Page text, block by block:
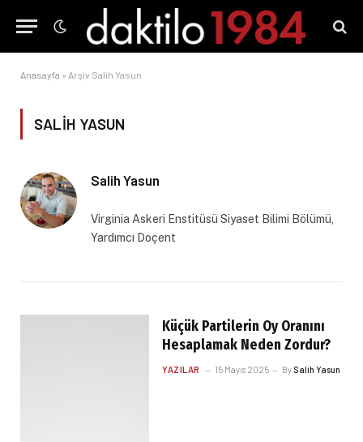
Anasayfa » Arşiv Salih Yasun
SALIH YASUN
Salih Yasun
Virginia Askeri Enstitüsü Siyaset Bilimi Bölümü,
Yardımcı Doçent
Küçük Partilerin Oy Oranını
Hesaplamak Neden Zordur?
YAZILAR 15 Mayıs 2025 By Salih Yasun